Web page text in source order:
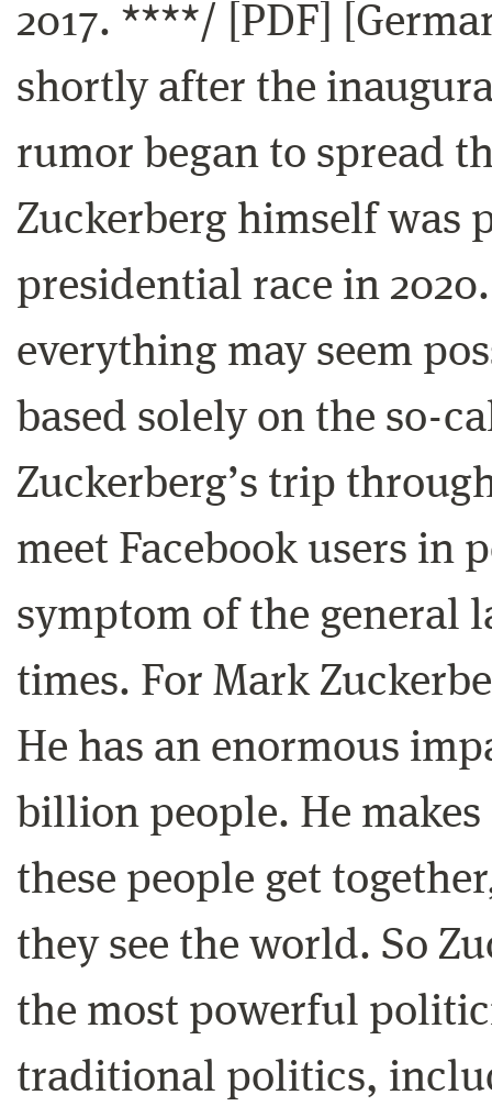
2017. ****/ [PDF]
shortly after the
rumor began to spread
Zuckerberg himself was
presidential race in
everything may seem
based solely on the so-
Zuckerberg’s trip
meet Facebook users in
symptom of the general
times. For Mark
He has an enormous
billion people. He
these people get
they see the world. So
the most powerful
traditional politics,